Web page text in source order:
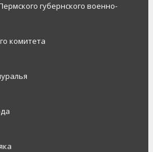
губернского военно-
комитета